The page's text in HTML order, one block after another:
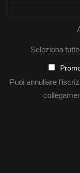
Seleziona
Puoi annullare